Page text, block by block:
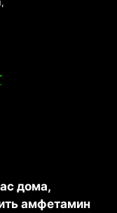
дома,
амфетамин